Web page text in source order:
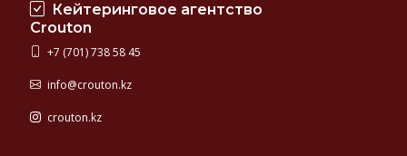
Кейтеринговое агентство
Crouton
+7 (701) 738 58 45
info@crouton.kz
crouton.kz